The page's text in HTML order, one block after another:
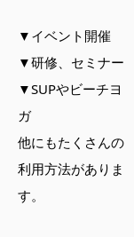
▼イベント開催
▼研修、セミナー
▼SUPやビーチヨ
ガ
他にもたくさんの
利用方法がありま
す。